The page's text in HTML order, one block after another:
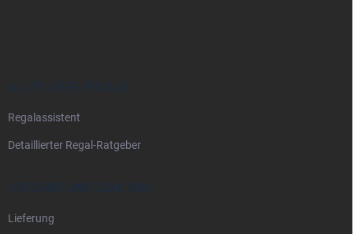
ALLES ÜBER REGALE
Regalassistent
Detaillierter Regal-Ratgeber
VERSAND UND ZAHLUNG
Lieferung